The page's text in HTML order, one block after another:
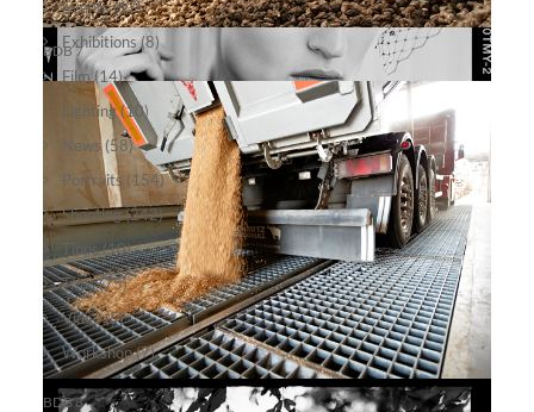
alina11
BDB 7
BDB 8
Events(17)
Exhibitions(8)
Film (14)
Lighting(10)
News(58)
Portraits (154)
Shooting(242)
Tipps(10)
Trips(75)
Video(5)
Workshop(7)